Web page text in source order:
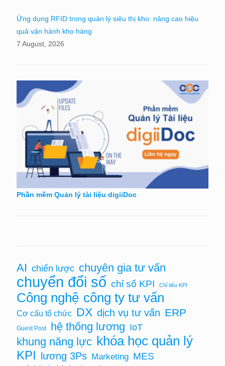
Ứng dụng RFID trong quản lý siêu thị kho: nâng cao hiệu
quả vận hành kho hàng
7 August, 2026
Phần mềm Quản lý tài liệu digiiDoc
AI chiến lược chuyên gia tư vấn
chuyển đổi số chỉ số KPI Chỉ tiêu KPI
Công nghệ công ty tư vấn
Cơ cấu tổ chức DX dịch vụ tư vấn ERP
Guest Post hệ thống lương IoT
khung năng lực khóa học quản lý
KPI lương 3Ps Marketing MES